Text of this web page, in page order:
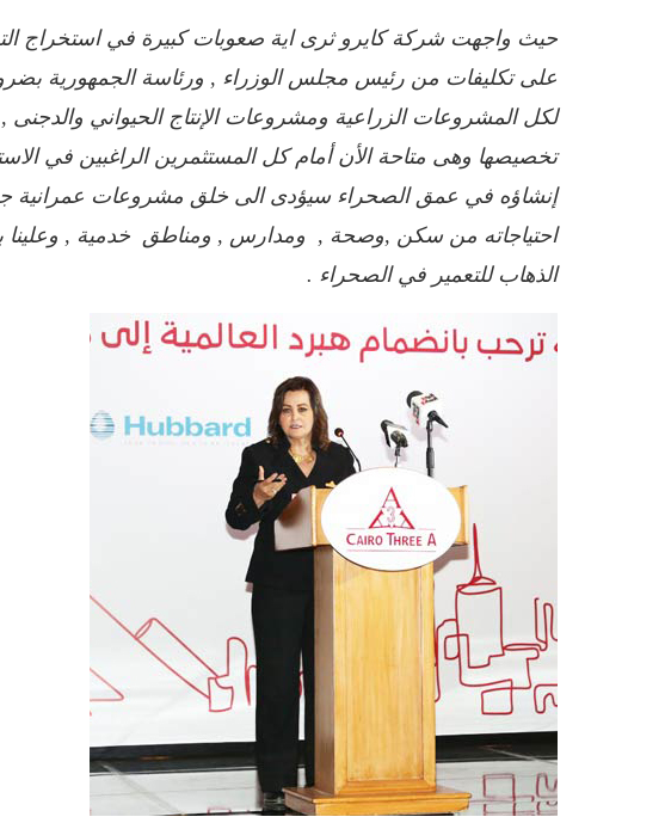
حيث واجهت شركة كايرو ثرى اية صعوبات كبيرة في استخراج
على تكليفات من رئيس مجلس الوزراء , ورئاسة الجمهورية
لكل المشروعات الزراعية ومشروعات الإنتاج الحيواني والدجنى
تخصيصها وهى متاحة الأن أمام كل المستثمرين الراغبين في
إنشاؤه في عمق الصحراء سيؤدى الى خلق مشروعات عمرانية
احتياجاته من سكن ,وصحة , ومدارس , ومناطق خدمية , وعلينا
الذهاب للتعمير في الصحراء .